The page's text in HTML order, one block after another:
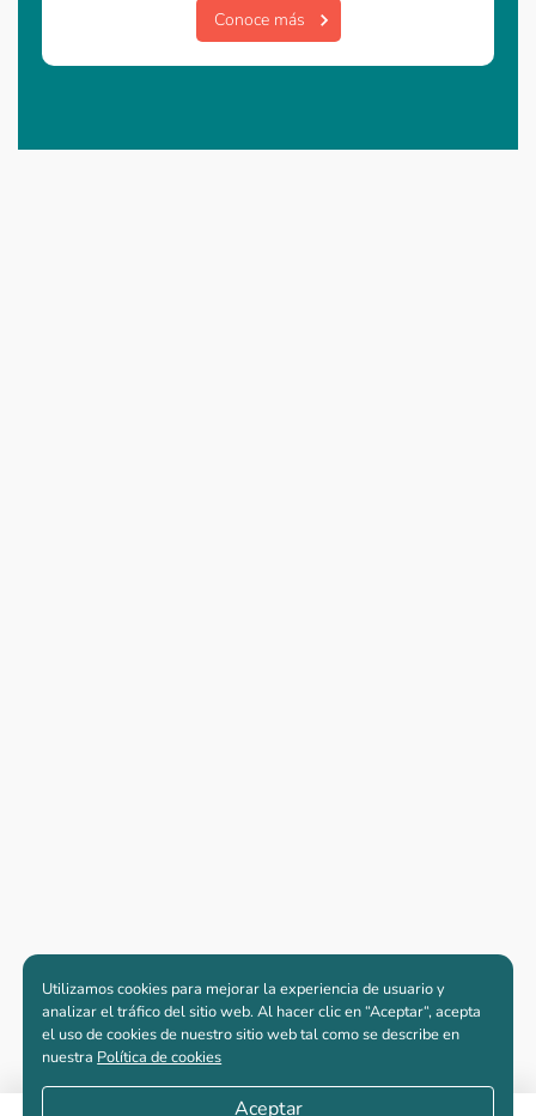
Conoce más
Utilizamos cookies para mejorar la experiencia de usuario y
analizar el tráfico del sitio web. Al hacer clic en “Aceptar“, acepta
el uso de cookies de nuestro sitio web tal como se describe en
nuestra Política de cookies
Aceptar